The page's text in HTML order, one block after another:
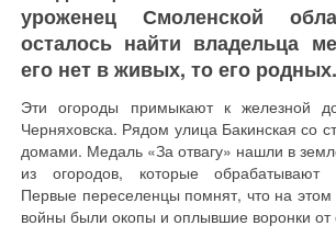
уроженец Смоленской
осталось найти владельца
его нет в живых, то его родных.
Эти огороды примыкают к железной
Черняховска. Рядом улица Бакинская со
домами. Медаль «За отвагу» нашли в
из огородов, которые обрабатывают
Первые переселенцы помнят, что на этом
войны были окопы и оплывшие воронки от